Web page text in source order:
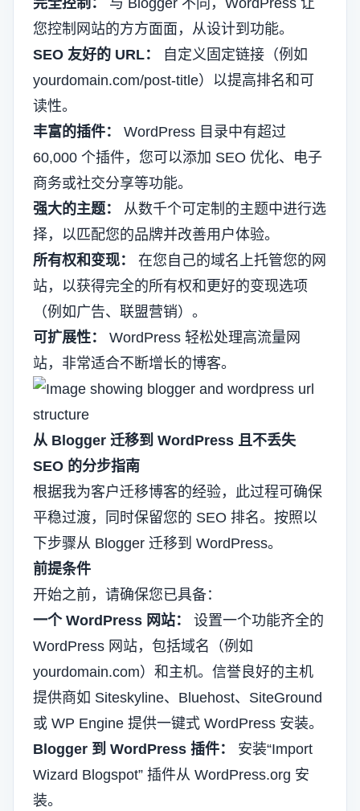
完全控制：
与 Blogger 不同，WordPress 让
您控制网站的方方面面，从设计到功能。
SEO 友好的 URL：
自定义固定链接（例如
yourdomain.com/post-title）以提高排名和可
读性。
丰富的插件：
WordPress 目录中有超过
60,000 个插件，您可以添加 SEO 优化、电子
商务或社交分享等功能。
强大的主题：
从数千个可定制的主题中进行选
择，以匹配您的品牌并改善用户体验。
所有权和变现：
在您自己的域名上托管您的网
站，以获得完全的所有权和更好的变现选项
（例如广告、联盟营销）。
可扩展性：
WordPress 轻松处理高流量网
站，非常适合不断增长的博客。
从 Blogger 迁移到 WordPress 且不丢失
SEO 的分步指南
根据我为客户迁移博客的经验，此过程可确保
平稳过渡，同时保留您的 SEO 排名。按照以
下步骤从 Blogger 迁移到 WordPress。
前提条件
开始之前，请确保您已具备：
一个 WordPress 网站：
设置一个功能齐全的
WordPress 网站，包括域名（例如
yourdomain.com）和主机。信誉良好的主机
提供商如 Siteskyline、Bluehost、SiteGround
或 WP Engine 提供一键式 WordPress 安装。
Blogger 到 WordPress 插件：
安装“Import
Wizard Blogspot” 插件从 WordPress.org 安
装。